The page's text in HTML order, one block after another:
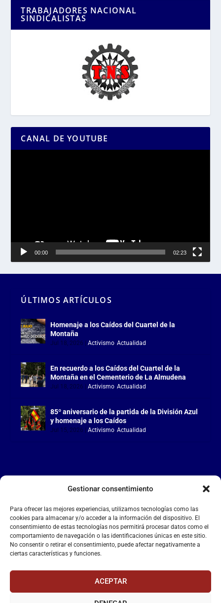
Gestionar consentimiento
Para ofrecer las mejores experiencias, utilizamos tecnologías como las
cookies para almacenar y/o acceder a la información del dispositivo. El
consentimiento de estas tecnologías nos permitirá procesar datos como el
comportamiento de navegación o las identificaciones únicas en este sitio.
No consentir o retirar el consentimiento, puede afectar negativamente a
ciertas características y funciones.
ACEPTAR
TRABAJADORES NACIONAL
SINDICALISTAS
CANAL DE YOUTUBE
00:00 02:23
ÚLTIMOS ARTÍCULOS
Homenaje a los Caídos del Cuartel de la
Montaña
Jul 18, 2026 |Activismo ,Actualidad
En recuerdo a los Caídos del Cuartel de la
Montaña en el Cementerio de La Almudena
Jul 18, 2026 |Activismo ,Actualidad
85º aniversario de la partida de la División Azul
y homenaje a los Caídos
Jul 15, 2026 |Activismo ,Actualidad
LA FALANGE
Reproductor
de
vídeo